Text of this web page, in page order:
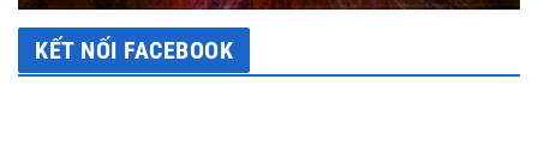
KẾT NỐI FACEBOOK